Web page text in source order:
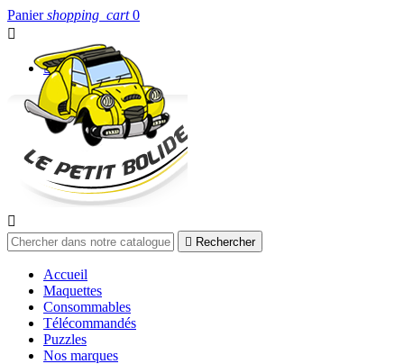
Panier shopping_cart 0

 Connexion

 Rechercher
Accueil
Maquettes
Consommables
Télécommandés
Puzzles
Nos marques